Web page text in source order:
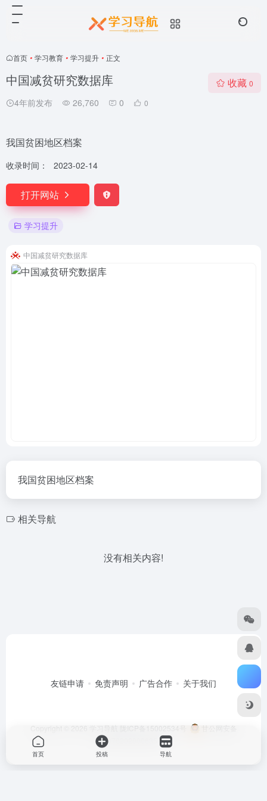
首页 • 学习教育 • 学习提升 • 正文
中国减贫研究数据库
4年前发布 26,760 0 0
收藏 0
我国贫困地区档案
收录时间： 2023-02-14
打开网站
学习提升
中国减贫研究数据库
我国贫困地区档案
相关导航
没有相关内容!
友链申请 免责声明 广告合作 关于我们
Copyright © 2026 学习导航 陇ICP备15002534号
甘公网安备
62070202000635号
首页 投稿 导航